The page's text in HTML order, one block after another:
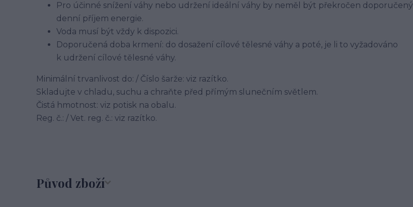
Pro účinné snížení váhy nebo udržení ideální váhy by neměl být překročen doporučený
denní příjem energie.
Voda musí být vždy k dispozici.
Doporučená doba krmení: do dosažení cílové tělesné váhy a poté, je li to vyžadováno
k udržení cílové tělesné váhy.
Minimální trvanlivost do: / Číslo šarže: viz razítko.
Skladujte v chladu, suchu a chraňte před přímým slunečním světlem.
Čistá hmotnost: viz potisk na obalu.
Reg. č.: / Vet. reg. č.: viz razítko.
Původ zboží